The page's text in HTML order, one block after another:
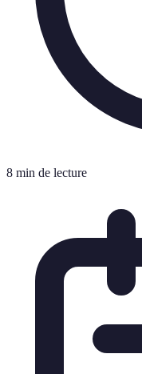
8 min de lecture